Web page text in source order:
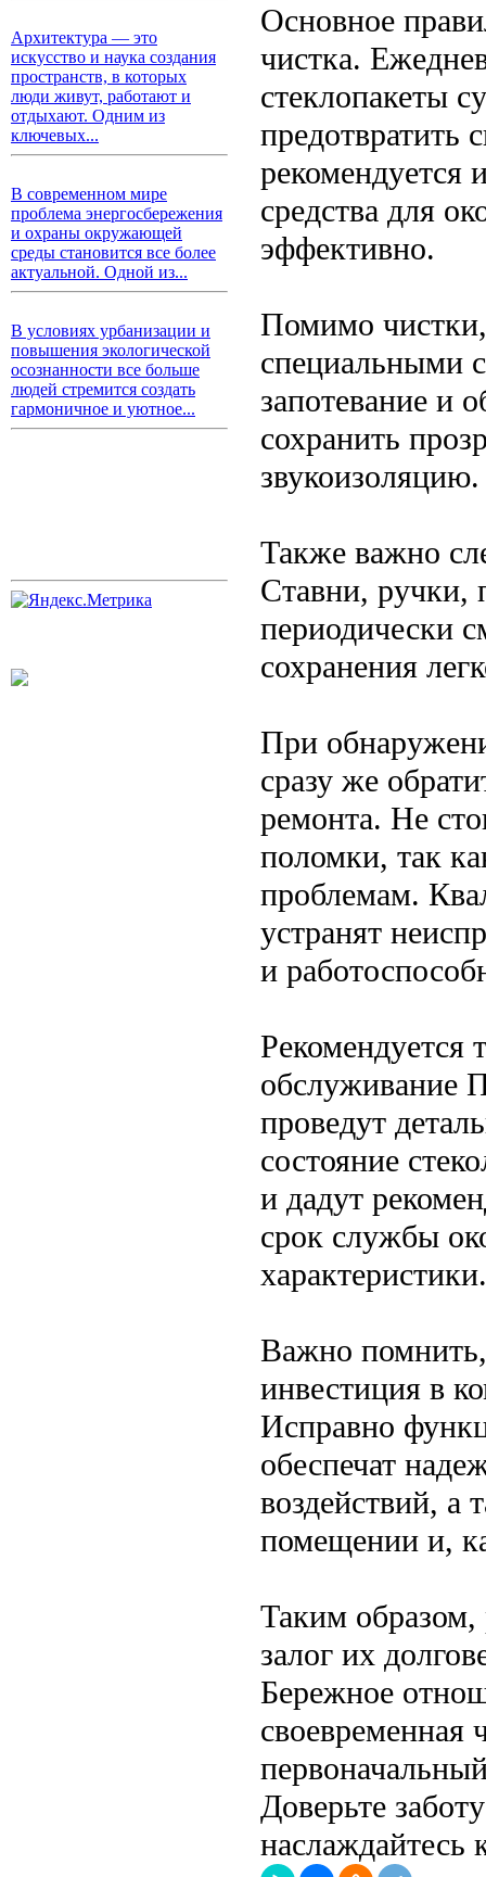
Архитектура — это
искусство и наука создания
пространств, в которых
люди живут, работают и
отдыхают. Одним из
ключевых...
В современном мире
проблема энергосбережения
и охраны окружающей
среды становится все более
актуальной. Одной из...
В условиях урбанизации и
повышения экологической
осознанности все больше
людей стремится создать
гармоничное и уютное...
Основное
чистка.
стеклопакеты
предотвратить
рекомендуется
средства для
эффективно.
Помимо чистки,
специальными
запотевание и
сохранить
звукоизоляцию.
Также важно
Ставни, ручки,
периодически
сохранения
При
сразу же
ремонта. Не
поломки, так
проблемам.
устранят
и
Рекомендуется
обслуживание
проведут
состояние
и дадут
срок службы
характеристики.
Важно
инвестиция в
Исправно
обеспечат
воздействий, а
помещении и,
Таким
залог их
Бережное
своевременная
Доверьте